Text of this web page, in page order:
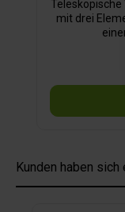
mit drei
Kunden haben